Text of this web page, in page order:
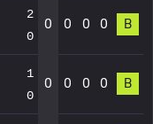
2
0
0 0 0 0 В
1
0
0 0 0 0 В